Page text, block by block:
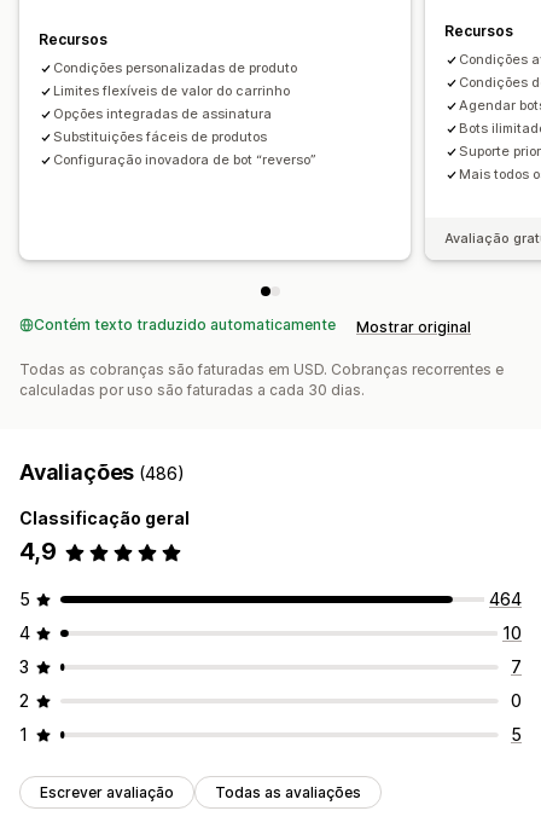
Recursos
Condições personalizadas de produto
Limites flexíveis de valor do carrinho
Opções integradas de assinatura
Substituições fáceis de produtos
Configuração inovadora de bot “reverso”
Recursos
Condições
Condições
Agendar
Bots
Suporte
Mais todos
Avaliação
Contém texto traduzido automaticamente Mostrar original
Todas as cobranças são faturadas em USD. Cobranças recorrentes e
calculadas por uso são faturadas a cada 30 dias.
Avaliações (486)
Classificação geral
4,9
5
464
4
10
3
7
2
0
1
5
Escrever avaliação Todas as avaliações